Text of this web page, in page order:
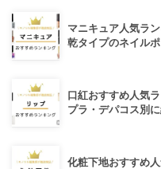
マニキュア人気ラ
乾タイプのネイル
口紅おすすめ人気
プラ・デパコス別に
化粧下地おすすめ